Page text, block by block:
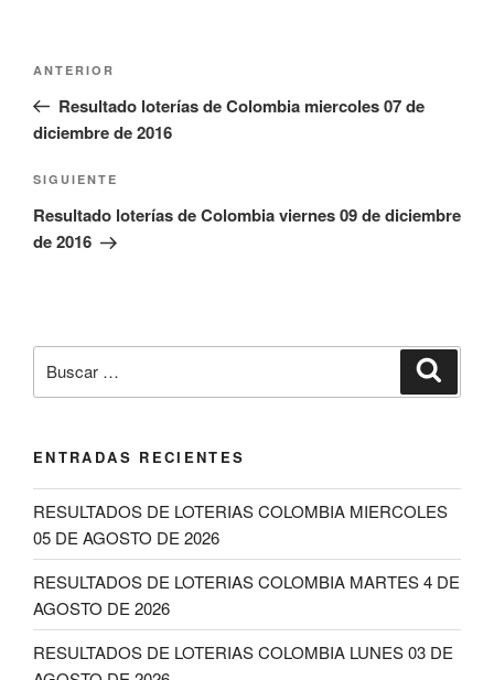
entradas
Entrada
anterior:
ANTERIOR
Resultado loterías de Colombia miercoles 07 de
diciembre de 2016
Siguiente
entrada
SIGUIENTE
Resultado loterías de Colombia viernes 09 de diciembre
de 2016
por:
ENTRADAS RECIENTES
RESULTADOS DE LOTERIAS COLOMBIA MIERCOLES
05 DE AGOSTO DE 2026
RESULTADOS DE LOTERIAS COLOMBIA MARTES 4 DE
AGOSTO DE 2026
RESULTADOS DE LOTERIAS COLOMBIA LUNES 03 DE